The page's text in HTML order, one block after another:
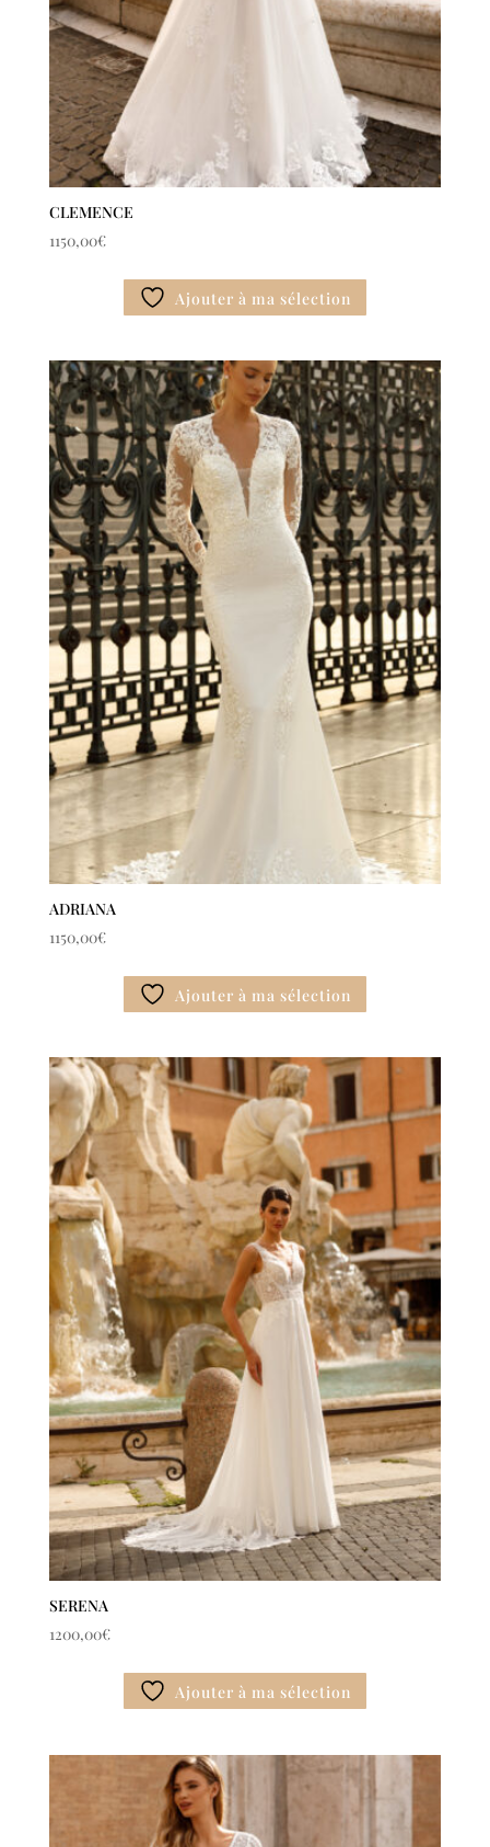
CLEMENCE
1150,00€
Ajouter à ma sélection
ADRIANA
1150,00€
Ajouter à ma sélection
SERENA
1200,00€
Ajouter à ma sélection